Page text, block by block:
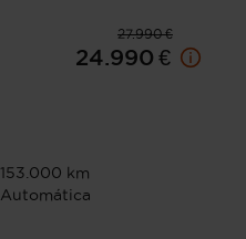
27.990 €
24.990 €
153.000 km
Automática